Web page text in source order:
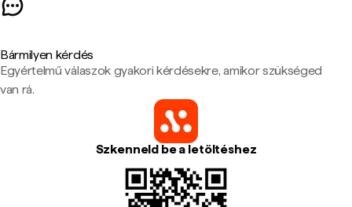
Bármilyen kérdés
Egyértelmű válaszok gyakori kérdésekre, amikor szükséged
van rá.
Szkenneld be a letöltéshez